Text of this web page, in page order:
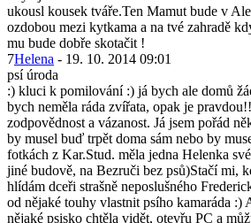
ukousl kousek tváře.Ten Mamut bude v
ozdobou mezi kytkama a na tvé zahradě
mu bude dobře skotačit !
7Helena - 19. 10. 2014 09:01
psí úroda
:) kluci k pomilování :) já bych ale domů
bych neměla ráda zvířata, opak je
zodpovědnost a vázanost. Já jsem pořád
by musel buď trpět doma sám nebo by
fotkách z Kar.Stud. měla jedna Helenka
jiné budově, na Bezruči bez psů)Stačí mi,
hlídám dceři strašně neposlušného
od nějaké touhy vlastnit psího kamaráda :)
nějaké psisko chtěla vidět, otevřu PC a